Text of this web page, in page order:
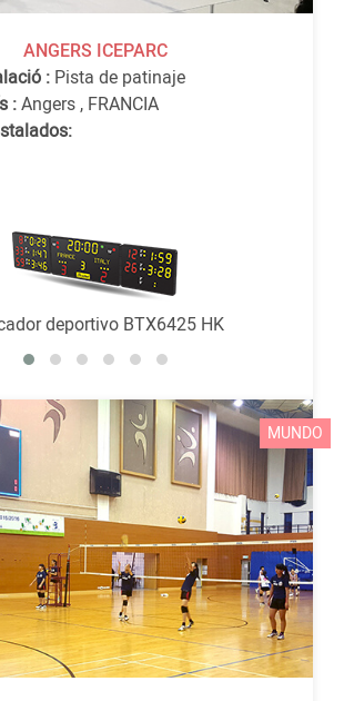
ANGERS ICEPARC
: Pista de patinaje
:Angers , FRANCIA
deportivo BTX6425 HK
MUNDO